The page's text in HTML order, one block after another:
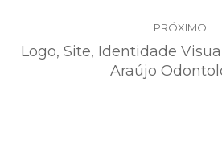
PRÓXIMO
Next
Logo, Site, Identidade
Araújo